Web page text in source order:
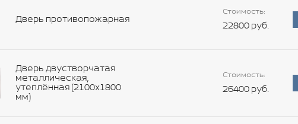
Дверь противопожарная
Стоимость:
22800 руб.
Дверь двустворчатая
металлическая,
утеплённая (2100х1800
мм)
Стоимость:
26400 руб.